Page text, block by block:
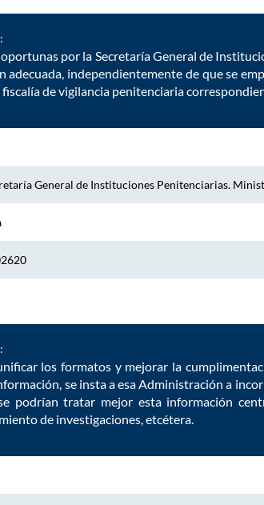
por la Secretaría General de
adecuada, independientemente de que se
de vigilancia penitenciaria
General de Instituciones Penitenciarias.
los formatos y mejorar la
se insta a esa Administración a
podrían tratar mejor esta información
de investigaciones, etcétera.